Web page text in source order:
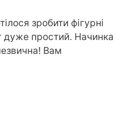
зробити фігурні
дуже простий. Начинка
Вам